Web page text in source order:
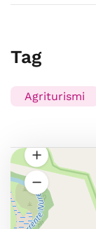
Tag
Agriturismi